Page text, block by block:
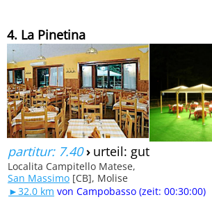
4. La Pinetina
partitur: 7.40› urteil: gut
Localita Campitello Matese,
San Massimo [CB], Molise
►32.0 km von Campobasso (zeit: 00:30:00)